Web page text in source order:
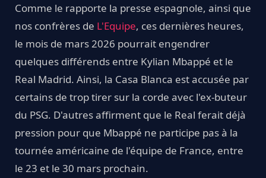
Comme le rapporte la presse espagnole, ainsi que
nos confrères de L'Equipe, ces dernières heures,
le mois de mars 2026 pourrait engendrer
quelques différends entre Kylian Mbappé et le
Real Madrid. Ainsi, la Casa Blanca est accusée par
certains de trop tirer sur la corde avec l'ex-buteur
du PSG. D'autres affirment que le Real ferait déjà
pression pour que Mbappé ne participe pas à la
tournée américaine de l'équipe de France, entre
le 23 et le 30 mars prochain.